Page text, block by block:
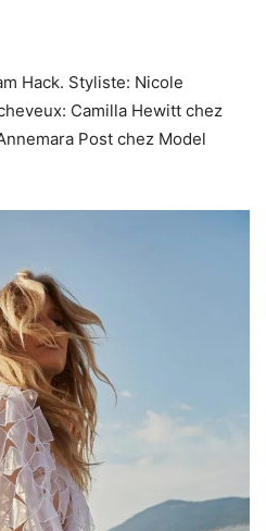
Hack. Styliste: Nicole
Camilla Hewitt chez
Post chez Model